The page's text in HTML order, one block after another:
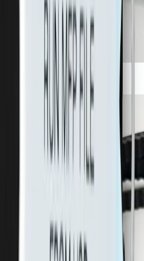
„Rear Belt“ Desktop Series